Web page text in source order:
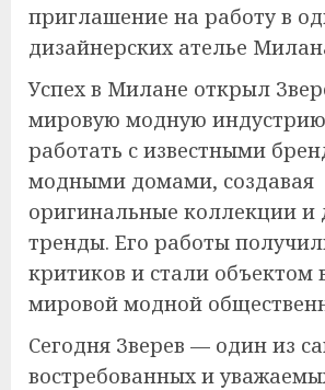
приглашение на работу в
дизайнерских ателье
Успех в Милане открыл
мировую модную
работать с известными
модными домами, создавая
оригинальные коллекции
тренды. Его работы
критиков и стали объектом
мировой модной
Сегодня Зверев — один из
востребованных и